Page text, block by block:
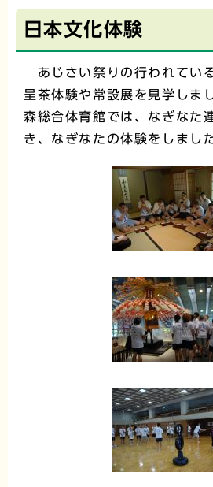
日本文化体験
あじさい祭りの行われてい
呈茶体験や常設展を見学しま
森総合体育館では、なぎなた
き、なぎなたの体験をしまし